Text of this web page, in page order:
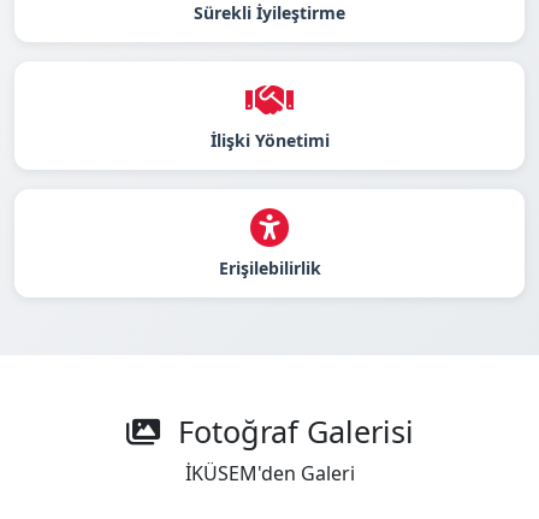
Sürekli İyileştirme
İlişki Yönetimi
Erişilebilirlik
Fotoğraf Galerisi
İKÜSEM'den Galeri